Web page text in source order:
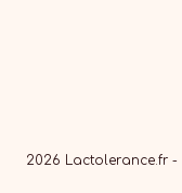
2026 Lactolerance.fr -